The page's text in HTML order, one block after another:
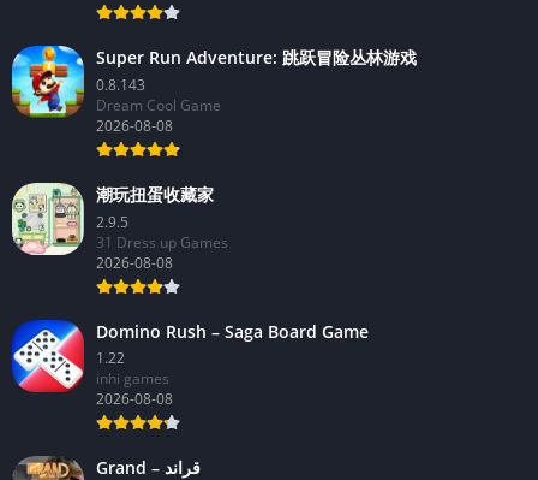
Super Run Adventure: 跳跃冒险丛林游戏
0.8.143
Dream Cool Game
2026-08-08
潮玩扭蛋收藏家
2.9.5
31 Dress up Games
2026-08-08
Domino Rush – Saga Board Game
1.22
inhi games
2026-08-08
Grand – قراند